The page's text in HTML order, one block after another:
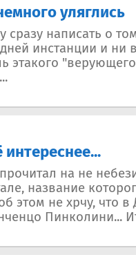
уляглись
сразу написать о
инстанции и ни
этакого
интереснее...
на не
название
этом не хрчу, что
Пинколини...